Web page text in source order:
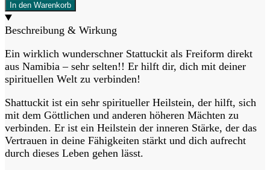
In den Warenkorb
Beschreibung & Wirkung
Ein wirklich wunderschner Stattuckit als Freiform direkt
aus Namibia – sehr selten!! Er hilft dir, dich mit deiner
spirituellen Welt zu verbinden!
Shattuckit ist ein sehr spiritueller Heilstein, der hilft, sich
mit dem Göttlichen und anderen höheren Mächten zu
verbinden. Er ist ein Heilstein der inneren Stärke, der das
Vertrauen in deine Fähigkeiten stärkt und dich aufrecht
durch dieses Leben gehen lässt.